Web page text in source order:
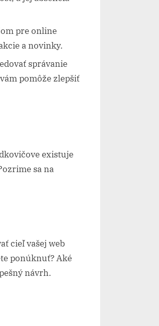
pre online
a novinky.
správanie
pomôže zlepšiť
existuje
sa na
cieľ vašej web
ponúknuť? Aké
návrh.